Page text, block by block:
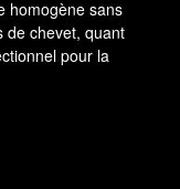
homogène sans
de chevet, quant
pour la
ou créent
la
les fonctions
armoire ou